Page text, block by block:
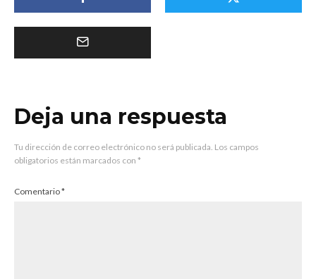
Deja una respuesta
Tu dirección de correo electrónico no será publicada. Los campos
obligatorios están marcados con *
Comentario*